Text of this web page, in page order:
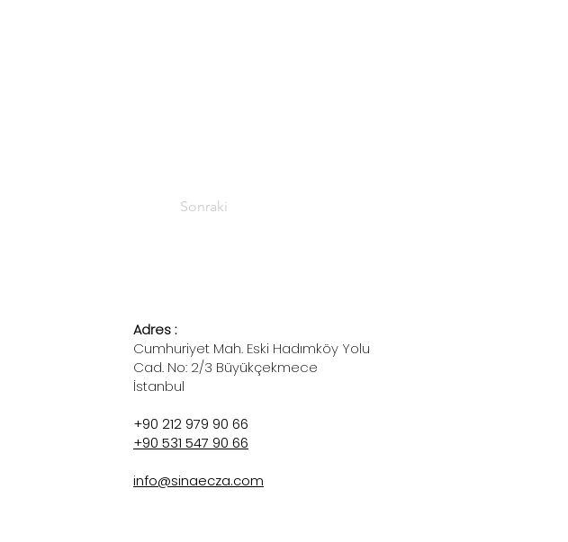
Sonraki
Adres :
Cumhuriyet Mah. Eski Hadımköy Yolu
Cad. No: 2/3 Büyükçekmece
İstanbul
+90 212 979 90 66
+90 531 547 90 66
info@sinaecza.com